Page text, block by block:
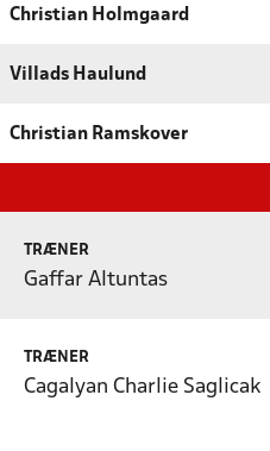
Christian Holmgaard
Villads Haulund
Christian Ramskover
TRÆNER
Gaffar Altuntas
TRÆNER
Cagalyan Charlie Saglicak